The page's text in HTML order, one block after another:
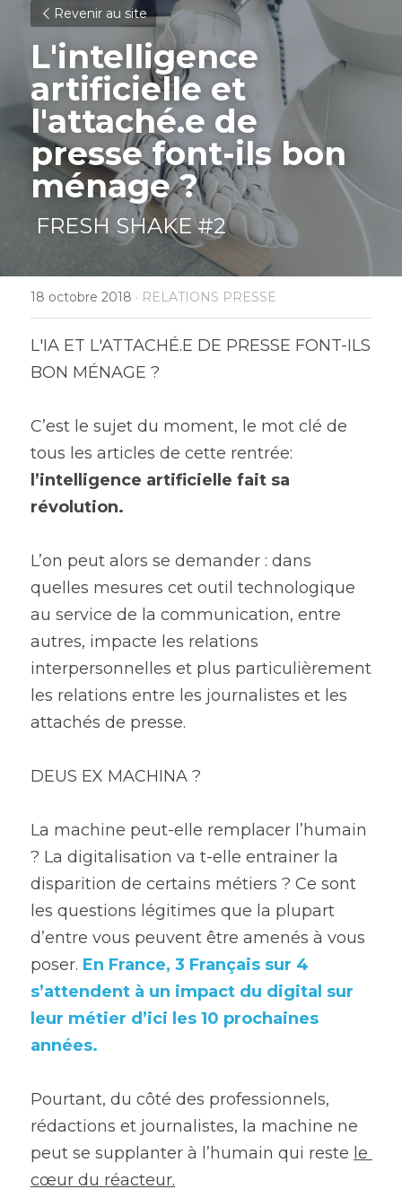
Revenir au site
L'intelligence
artificielle et
l'attaché.e de
presse font-ils bon
ménage ?
FRESH SHAKE #2
18 octobre 2018 · RELATIONS PRESSE
L'IA ET L'ATTACHÉ.E DE PRESSE FONT-ILS
BON MÉNAGE ?
C’est le sujet du moment, le mot clé de
l’intelligence artificielle fait sa
révolution.
L’on peut alors se demander : dans
quelles mesures cet outil technologique
au service de la communication, entre
autres, impacte les relations
interpersonnelles et plus particulièrement
les relations entre les journalistes et les
attachés de presse.
DEUS EX MACHINA ?
La machine peut-elle remplacer l’humain
? La digitalisation va t-elle entrainer la
disparition de certains métiers ? Ce sont
les questions légitimes que la plupart
d’entre vous peuvent être amenés à vous
poser. En France, 3 Français sur 4
s’attendent à un impact du digital sur
leur métier d’ici les 10 prochaines
années.
Pourtant, du côté des professionnels,
rédactions et journalistes, la machine ne
peut se supplanter à l’humain qui reste le
cœur du réacteur.